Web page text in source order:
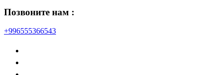
Позвоните нам :
+996555366543